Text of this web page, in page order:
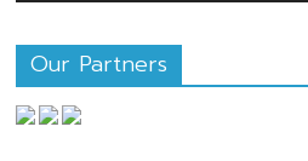
Our Partners